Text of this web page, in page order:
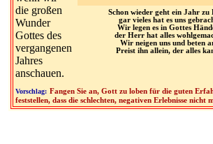
Schon wieder geht ein Jahr zu
gar vieles hat es uns
Wir legen es in Gottes
der Herr hat alles
Wir neigen uns und beten
Preist ihn allein, der alles
Vorschlag: Fangen Sie an, Gott zu loben für die guten
feststellen, dass die schlechten, negativen Erlebnisse nicht